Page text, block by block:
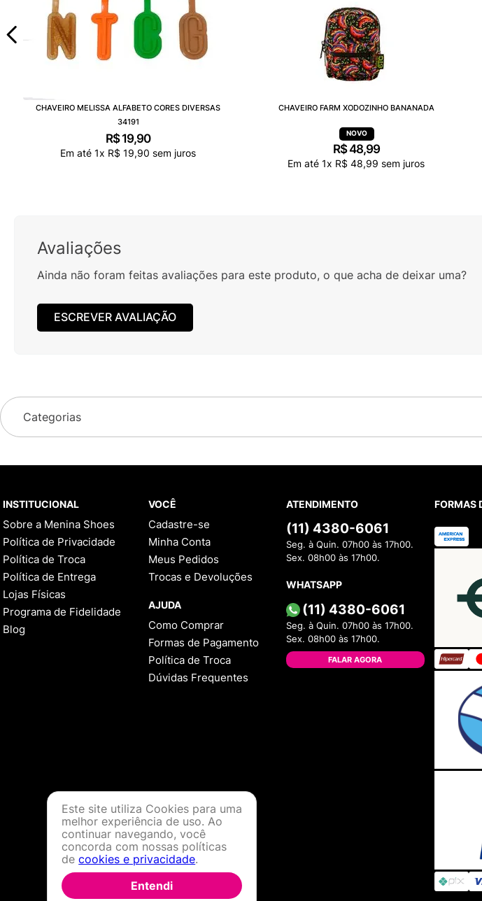
CHAVEIRO MELISSA ALFABETO CORES DIVERSAS
34191
R$ 19,90
Em até 1x R$ 19,90 sem juros
CHAVEIRO FARM XODOZINHO BANANADA
R$48,99
Em até 1x R$ 48,99 sem juros
Avaliações
Ainda não foram feitas avaliações para este produto, o que acha de deixar uma?
ESCREVER AVALIAÇÃO
Categorias
INSTITUCIONAL
Sobre a Menina Shoes
Política de Privacidade
Política de Troca
Política de Entrega
Lojas Físicas
Programa de Fidelidade
Blog
VOCÊ
Cadastre-se
Minha Conta
Meus Pedidos
Trocas e Devoluções
AJUDA
Como Comprar
Formas de Pagamento
Política de Troca
Dúvidas Frequentes
ATENDIMENTO
(11) 4380-6061
Seg. à Quin. 07h00 às 17h00.
Sex. 08h00 às 17h00.
WHATSAPP
(11) 4380-6061
Seg. à Quin. 07h00 às 17h00.
Sex. 08h00 às 17h00.
FALAR AGORA
FORMAS
Este site utiliza Cookies para uma
melhor experiência de uso. Ao
continuar navegando, você
concorda com nossas políticas
decookies e privacidade.
Entendi